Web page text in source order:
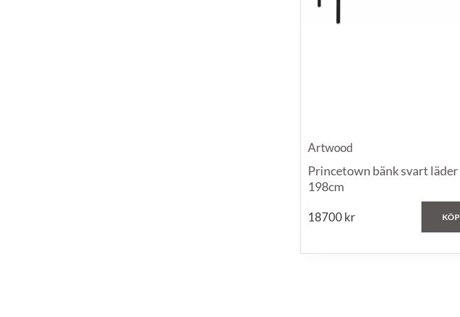
Artwood
Princetown bänk svart läder
198cm
18700kr KÖP